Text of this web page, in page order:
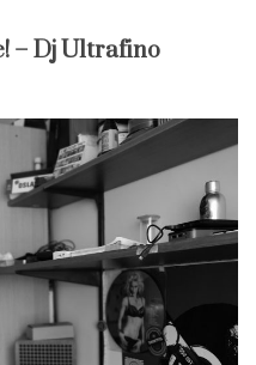
– Dj Ultrafino